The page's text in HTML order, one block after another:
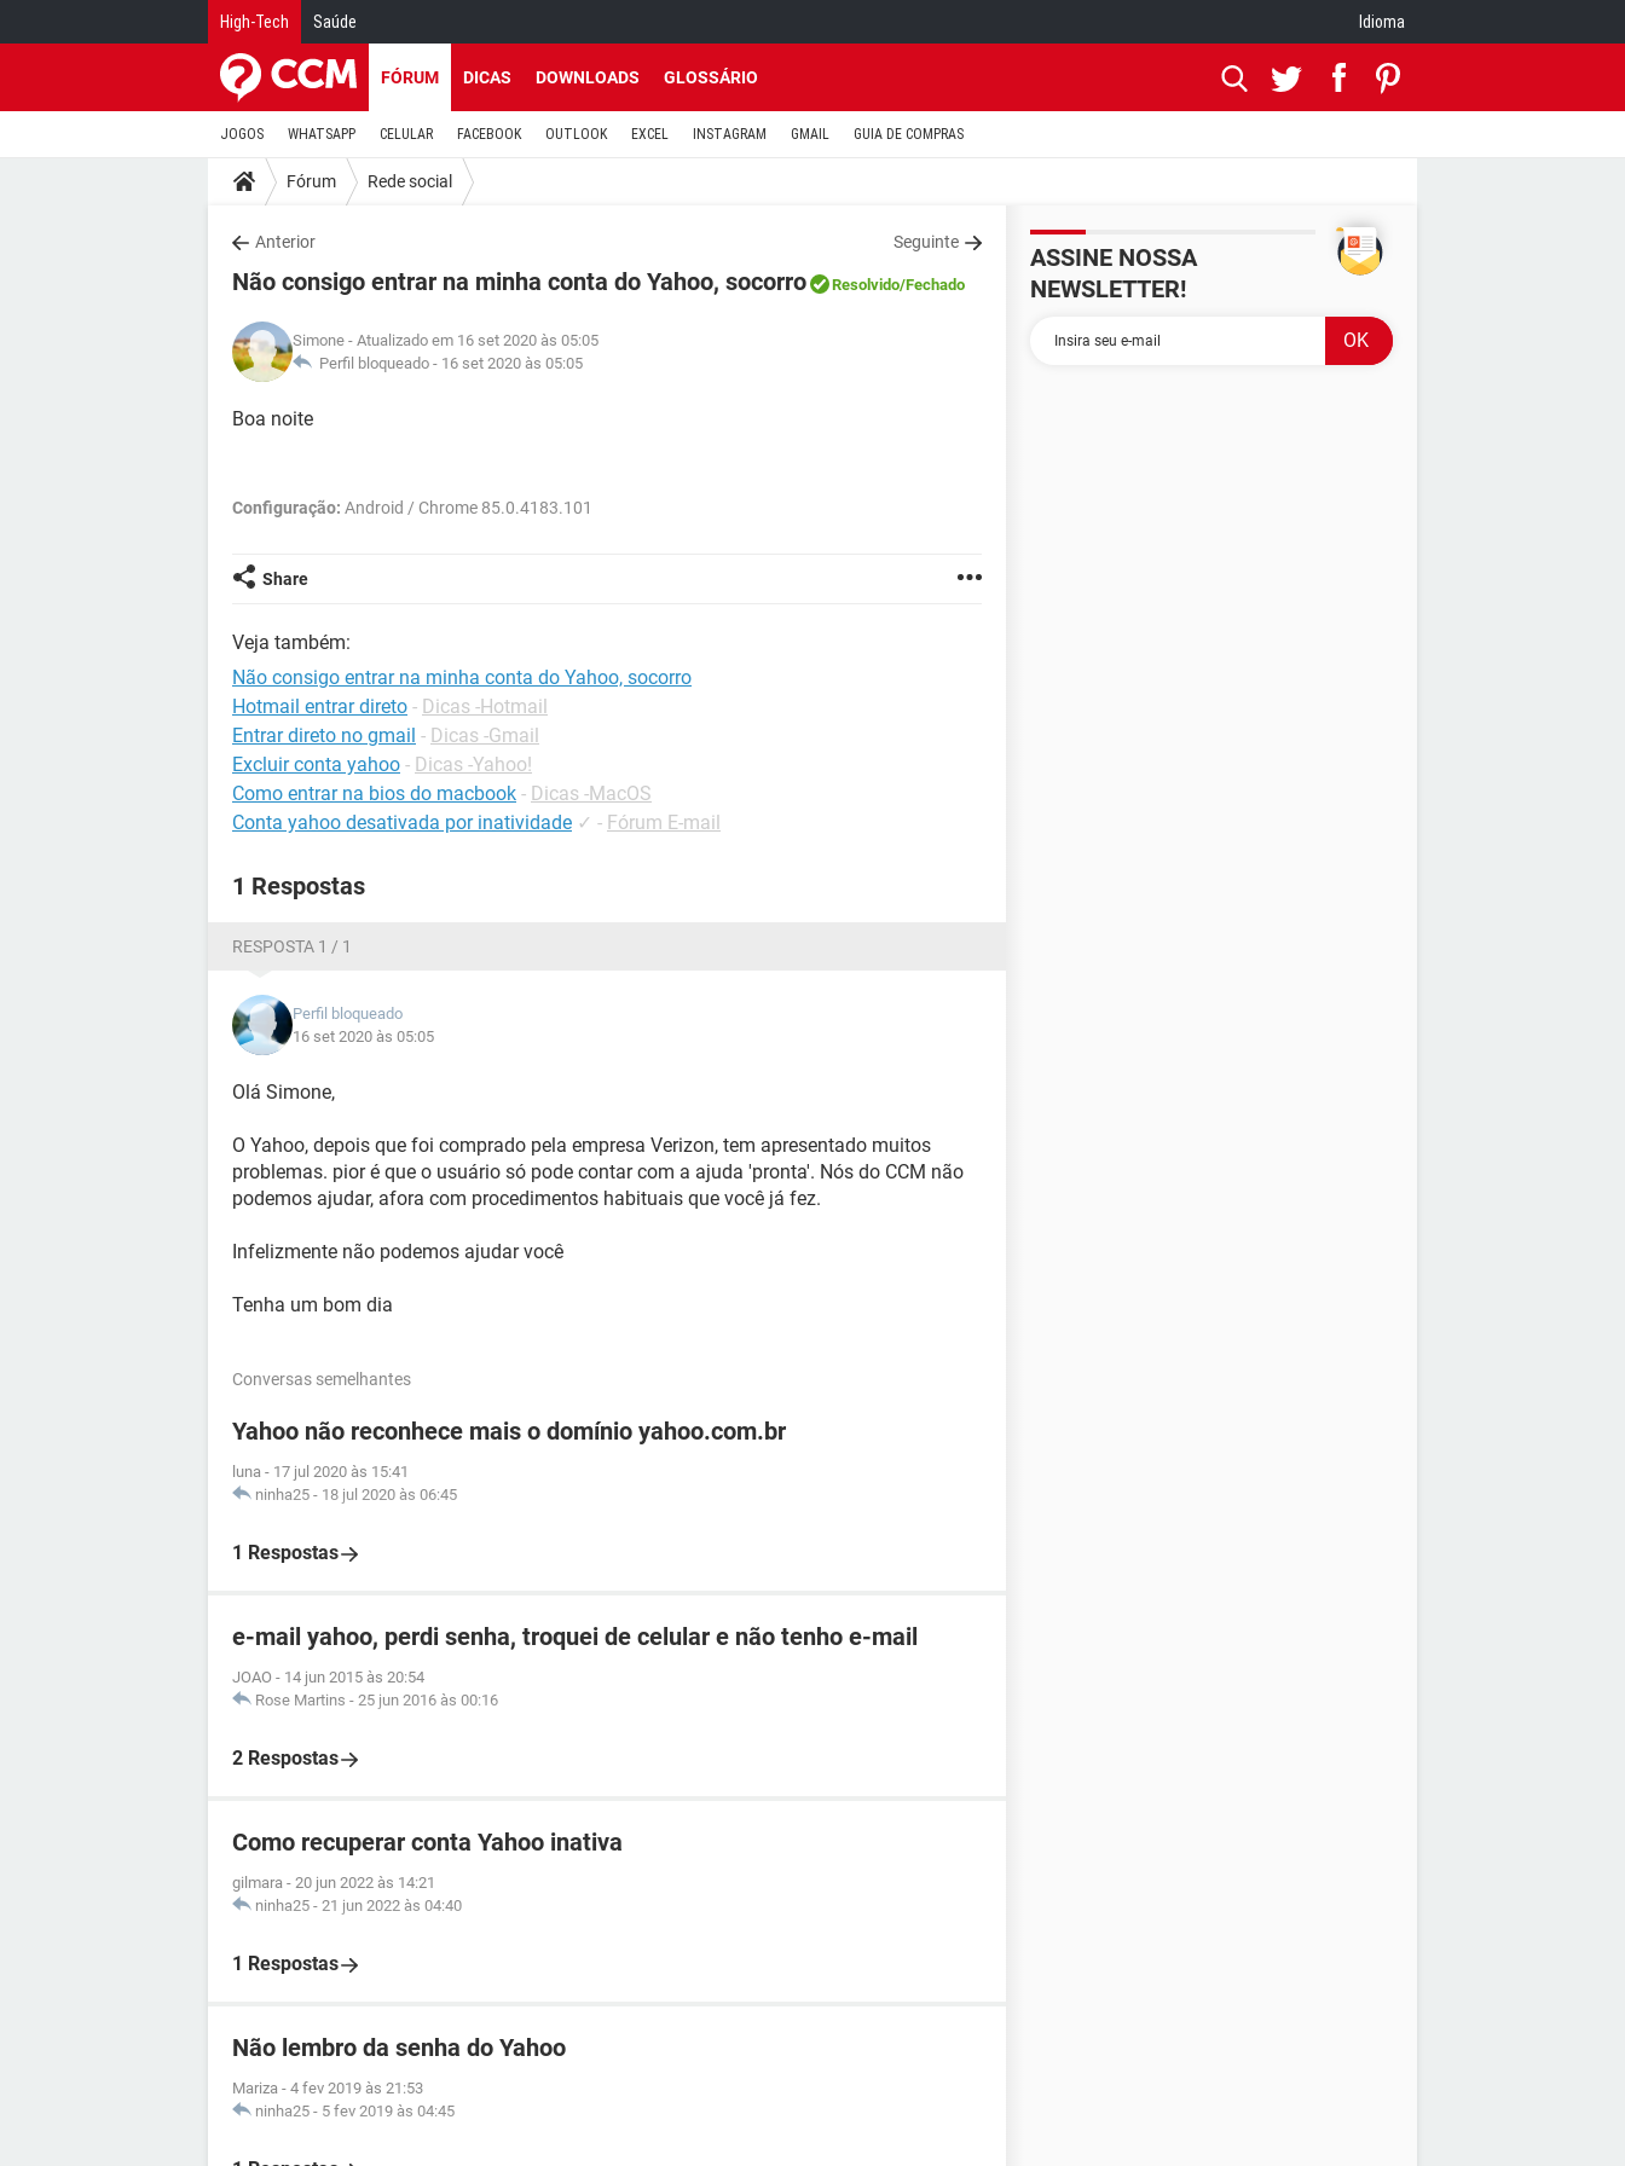
High-Tech Saúde Idioma
FÓRUM DICAS DOWNLOADS GLOSSÁRIO
JOGOS WHATSAPP CELULAR FACEBOOK OUTLOOK EXCEL INSTAGRAM GMAIL GUIA DE COMPRAS
Fórum Rede social
Anterior Seguinte
Não consigo entrar na minha conta do Yahoo, socorro Resolvido/Fechado
Simone - Atualizado em 16 set 2020 às 05:05
Perfil bloqueado - 16 set 2020 às 05:05
Boa noite
Configuração: Android / Chrome 85.0.4183.101
Share
Veja também:
Não consigo entrar na minha conta do Yahoo, socorro
Hotmail entrar direto - Dicas -Hotmail
Entrar direto no gmail - Dicas -Gmail
Excluir conta yahoo - Dicas -Yahoo!
Como entrar na bios do macbook - Dicas -MacOS
Conta yahoo desativada por inatividade ✓ - Fórum E-mail
1 Respostas
RESPOSTA 1 / 1
Perfil bloqueado
16 set 2020 às 05:05
Olá Simone,
O Yahoo, depois que foi comprado pela empresa Verizon, tem apresentado muitos
problemas. pior é que o usuário só pode contar com a ajuda 'pronta'. Nós do CCM não
podemos ajudar, afora com procedimentos habituais que você já fez.
Infelizmente não podemos ajudar você
Tenha um bom dia
Conversas semelhantes
Yahoo não reconhece mais o domínio yahoo.com.br
luna - 17 jul 2020 às 15:41
ninha25 - 18 jul 2020 às 06:45
1 Respostas
e-mail yahoo, perdi senha, troquei de celular e não tenho e-mail
JOAO - 14 jun 2015 às 20:54
Rose Martins - 25 jun 2016 às 00:16
2 Respostas
Como recuperar conta Yahoo inativa
gilmara - 20 jun 2022 às 14:21
ninha25 - 21 jun 2022 às 04:40
1 Respostas
Não lembro da senha do Yahoo
Mariza - 4 fev 2019 às 21:53
ninha25 - 5 fev 2019 às 04:45
ASSINE NOSSA
NEWSLETTER!